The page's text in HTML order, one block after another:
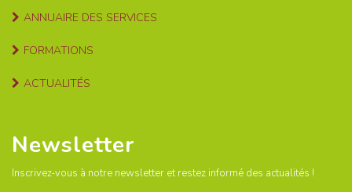
ANNUAIRE DES SERVICES
FORMATIONS
ACTUALITÉS
Newsletter
Inscrivez-vous à notre newsletter et restez informé des actualités !